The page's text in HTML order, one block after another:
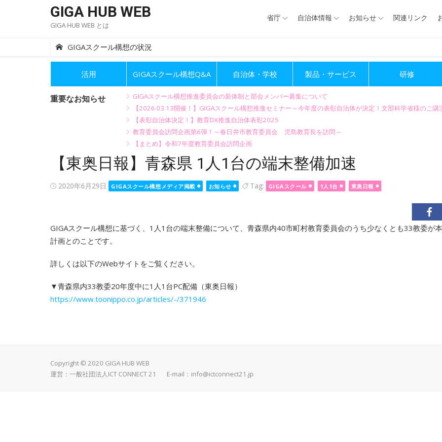
GIGA HUB WEB
GIGA HUB WEB とは
省庁 自治体情報 お知らせ 関連リンク
GIGAスクール構想の状況
活用 GIGAスクール構想Q&A 自治体・学校 製品・サービス 研修
重要なお知らせ
GIGAスクール構想推進委員会の新体制と部会メンバー募集について
【2026.03.13開催！】GIGAスクール構想推進セミナー～今年度の表彰自治体が決定！文部科学省様のご講
【表彰自治体決定！】教育DX推進自治体表彰2025
教育委員会訪問企画第6弾！～春日井市教育委員会 児島教育長を訪問～
【まとめ】令和7年度教育委員会訪問企画
【東奥日報】青森県 1人1台の端末整備加速
Posted
2020年6月29日 GIGAスクール構想メディア掲載 お知らせ Tag: GIGAスクール 1人1台 東奥日報
GIGAスクール構想に基づく、1人1台の端末整備について、青森県内40市町村教育委員会のうち少なくとも33教委が
計画とのことです。
詳しくは以下のWebサイトをご覧ください。
▼青森県内33教委20年度中に1人1台PC配備（東奥日報）
https://www.toonippo.co.jp/articles/-/371946
Copyright © 2020 GIGA HUB WEB
運営：一般社団法人ICT CONNECT 21 E-mail： info@ictconnect21.jp